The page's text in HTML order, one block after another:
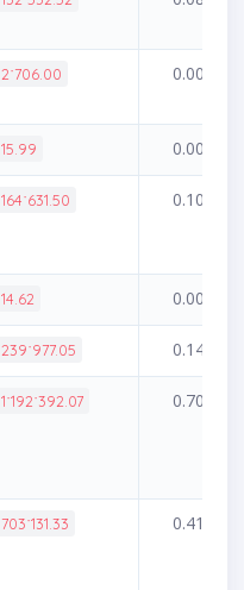
2˙706.00 0.00%
15.99 0.00%
164˙631.50 0.10%
14.62 0.00%
239˙977.05 0.14%
1˙192˙392.07 0.70%
703˙131.33 0.41%